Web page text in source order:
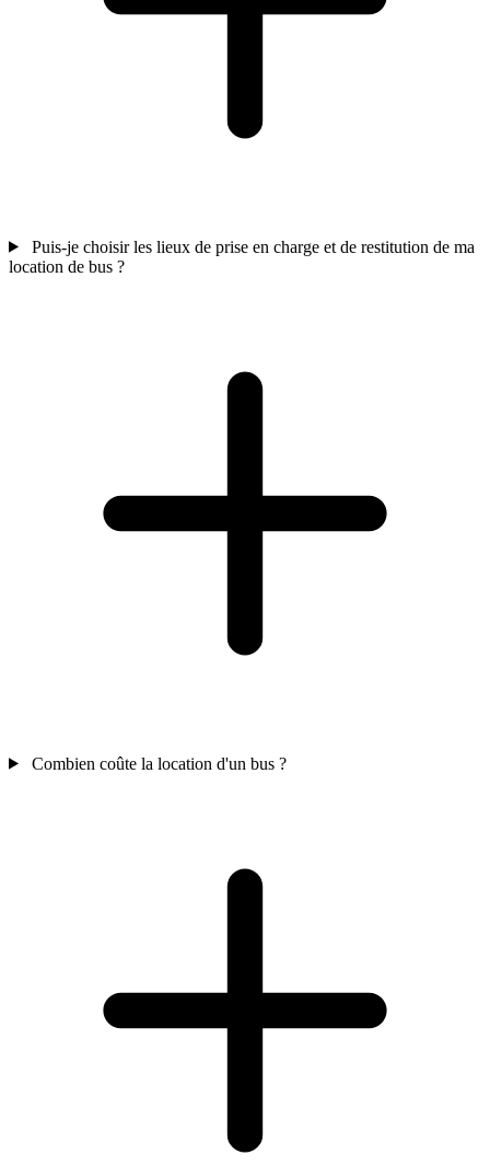
Puis-je choisir les lieux de prise en charge et de restitution de ma
location de bus ?
Combien coûte la location d'un bus ?